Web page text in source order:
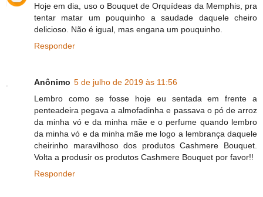
Hoje em dia, uso o Bouquet de Orquídeas da Memphis, pra
tentar matar um pouquinho a saudade daquele cheiro
delicioso. Não é igual, mas engana um pouquinho.
Responder
Anônimo 5 de julho de 2019 às 11:56
Lembro como se fosse hoje eu sentada em frente a
penteadeira pegava a almofadinha e passava o pó de arroz
da minha vó e da minha mãe e o perfume quando lembro
da minha vó e da minha mãe me logo a lembrança daquele
cheirinho maravilhoso dos produtos Cashmere Bouquet.
Volta a produsir os produtos Cashmere Bouquet por favor!!
Responder